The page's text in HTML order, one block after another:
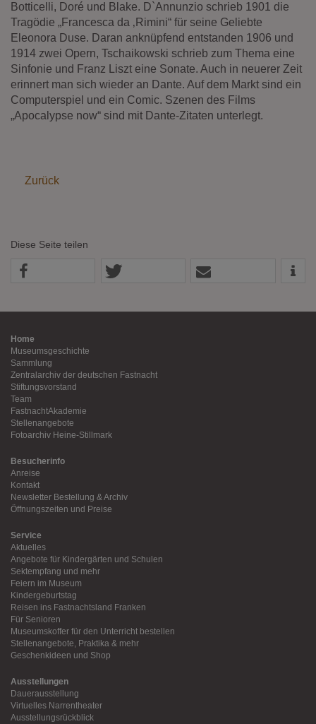
Diese Website nutzt Matomo Analytics für die Auswertung der
Seitenaufrufe als Statistik. Die hierdurch gespeicherten Daten werden
ausschließlich auf unseren eigenen Servern gespeichert. Eine
Übertragung an Dritte erfolgt nicht. Wir verwenden die Funktion
AnonymizeIP zur Anonymisierung Ihrer IP-Adresse, so dass diese gekürzt
wird und nicht mehr Ihrem Besuch auf unserer Internetseite zugeordnet
werden kann.
YouTube / Vimeo
ansehen.
eingebunden. Das können Kartendienste wie z.B. Google Maps sein
Botticelli, Doré und Blake. D`Annunzio schrieb 1901 die
Tragödie „Francesca da ‚Rimini“ für seine Geliebte
Eleonora Duse. Daran anknüpfend entstanden 1906 und
1914 zwei Opern, Tschaikowski schrieb zum Thema eine
Sinfonie und Franz Liszt eine Sonate. Auch in neuerer Zeit
erinnert man sich wieder an Dante. Auf dem Markt sind ein
Computerspiel und ein Comic. Szenen des Films
„Apocalypse now“ sind mit Dante-Zitaten unterlegt.
Zurück
Diese Seite teilen
Home
Museumsgeschichte
Sammlung
Zentralarchiv der deutschen Fastnacht
Stiftungsvorstand
Team
FastnachtAkademie
Stellenangebote
Fotoarchiv Heine-Stillmark
Besucherinfo
Anreise
Kontakt
Newsletter Bestellung & Archiv
Öffnungszeiten und Preise
Service
Aktuelles
Angebote für Kindergärten und Schulen
Sektempfang und mehr
Feiern im Museum
Kindergeburtstag
Reisen ins Fastnachtsland Franken
Für Senioren
Museumskoffer für den Unterricht bestellen
Stellenangebote, Praktika & mehr
Geschenkideen und Shop
Ausstellungen
Dauerausstellung
Virtuelles Narrentheater
Ausstellungsrückblick